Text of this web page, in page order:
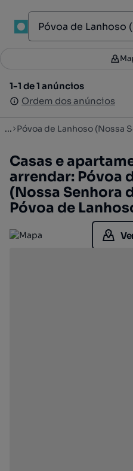
1-1 de 1 anúncios
Ordem dos anúncios
1-1 de 1 anúncios
Ordem dos anúncios
... Póvoa de Lanhoso (Nossa
Casas e
arrendar: Póvoa
(Nossa Senhora
Póvoa de